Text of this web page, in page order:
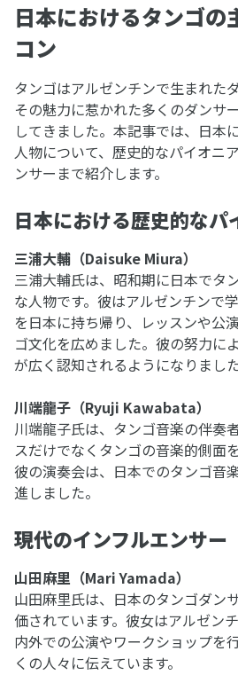
日本におけるタンゴの
コン
タンゴはアルゼンチンで生まれた
その魅力に惹かれた多くのダンサ
してきました。本記事では、日本
人物について、歴史的なパイオニ
ンサーまで紹介します。
日本における歴史的なパ
三浦大輔（Daisuke Miura）
三浦大輔氏は、昭和期に日本でタ
な人物です。彼はアルゼンチンで
を日本に持ち帰り、レッスンや公
ゴ文化を広めました。彼の努力に
が広く認知されるようになりました
川端龍子（Ryuji Kawabata）
川端龍子氏は、タンゴ音楽の伴奏
スだけでなくタンゴの音楽的側面
彼の演奏会は、日本でのタンゴ音
進しました。
現代のインフルエンサー
山田麻里（Mari Yamada）
山田麻里氏は、日本のタンゴダン
価されています。彼女はアルゼン
内外での公演やワークショップを
くの人々に伝えています。